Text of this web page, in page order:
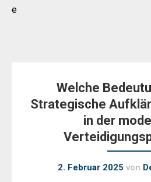
Welche
Strategische
in der
2. Februar 2025 von